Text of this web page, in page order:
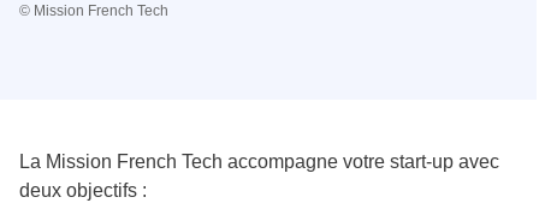
© Mission French Tech
La Mission French Tech accompagne votre start-up avec
deux objectifs :